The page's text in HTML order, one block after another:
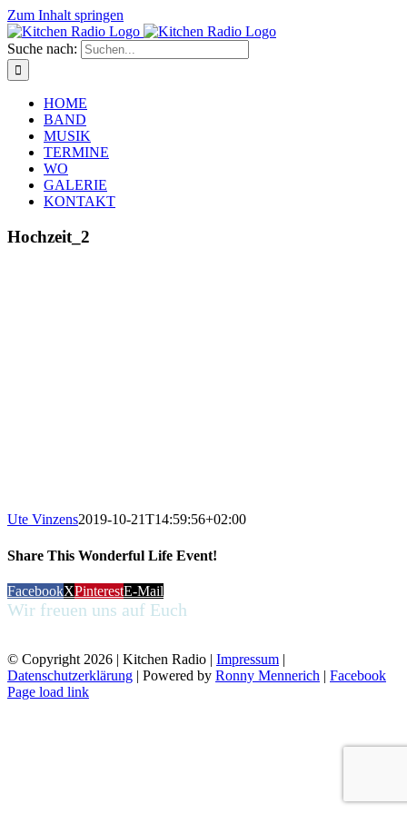
Zum Inhalt springen
Suche nach:
HOME
BAND
MUSIK
TERMINE
WO
GALERIE
KONTAKT
Hochzeit_2
Ute Vinzens2019-10-21T14:59:56+02:00
Share This Wonderful Life Event!
FacebookXPinterestE-Mail
Wir freuen uns auf Euch
© Copyright 2026 | Kitchen Radio | Impressum |
Datenschutzerklärung | Powered by Ronny Mennerich | Facebook
Page load link